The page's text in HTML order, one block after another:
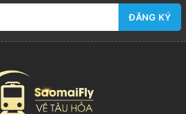
ĐĂNG KÝ